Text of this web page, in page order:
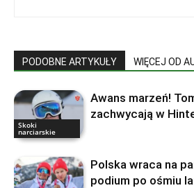
PODOBNE ARTYKUŁY WIĘCEJ OD
Skoki
narciarskie
Awans marzeń!
zachwycają w
Polska wraca na
podium po ośmiu